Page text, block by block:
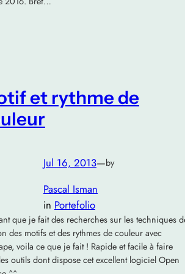
et rythme de
Jul 16, 2013—by
Pascal Isman
in Portefolio
que je fait des recherches sur les techniques
des motifs et des rythmes de couleur avec
voila ce que je fait ! Rapide et facile à faire
outils dont dispose cet excellent logiciel Open